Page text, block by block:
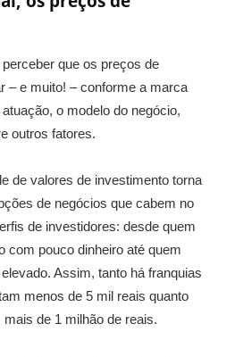
que os preços de
– e muito! – conforme a marca
o modelo do negócio,
outros fatores.
de valores de investimento torna
de negócios que cabem no
de investidores: desde quem
com pouco dinheiro até quem
Assim, tanto há franquias
menos de 5 mil reais quanto
de 1 milhão de reais.